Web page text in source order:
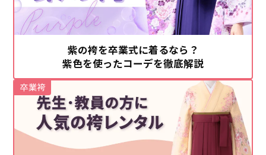
紫の袴を卒業式に着るなら？
紫色を使ったコーデを徹底解説
卒業袴